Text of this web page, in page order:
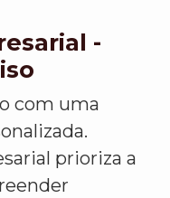
-
com uma
prioriza a